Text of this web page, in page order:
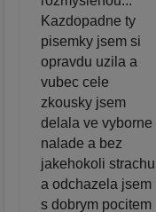
Kazdopadne ty
pisemky jsem si
opravdu uzila a
vubec cele
zkousky jsem
delala ve vyborne
nalade a bez
jakehokoli strachu
a odchazela jsem
s dobrym pocitem